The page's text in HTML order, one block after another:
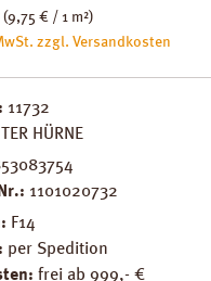
(9,75 € / 1 m²)
zzgl. Versandkosten
11732
TER HÜRNE
1101020732
F14
per Spedition
frei ab 999,- €